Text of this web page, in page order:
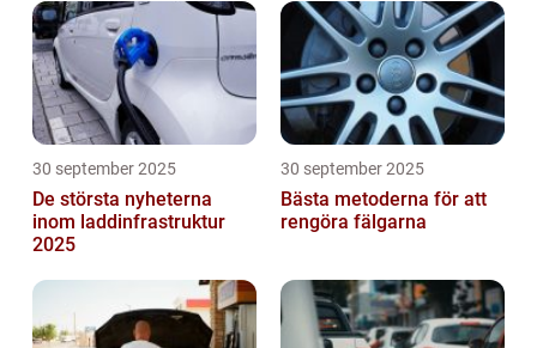
30 september 2025
De största nyheterna
inom laddinfrastruktur
2025
30 september 2025
Bästa metoderna för att
rengöra fälgarna